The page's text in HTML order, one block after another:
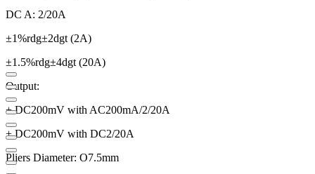
DC A: 2/20A
±1%rdg±2dgt (2A)
±1.5%rdg±4dgt (20A)
Output:
+ DC200mV with AC200mA/2/20A
+ DC200mV with DC2/20A
Pliers Diameter: O7.5mm